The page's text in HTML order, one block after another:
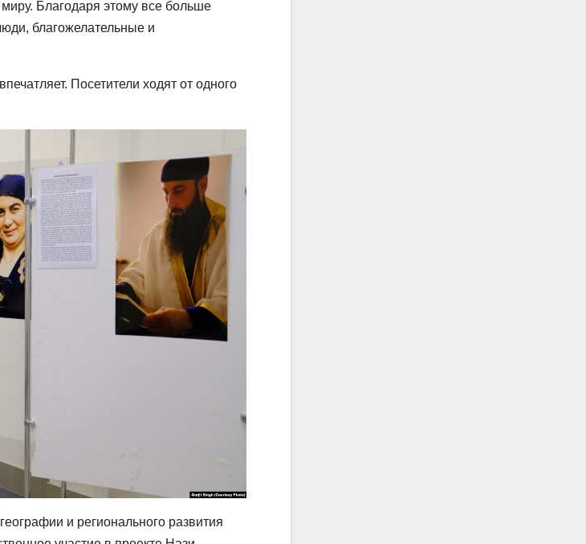
Благодаря этому все больше
благожелательные и
Посетители ходят от одного
и регионального развития